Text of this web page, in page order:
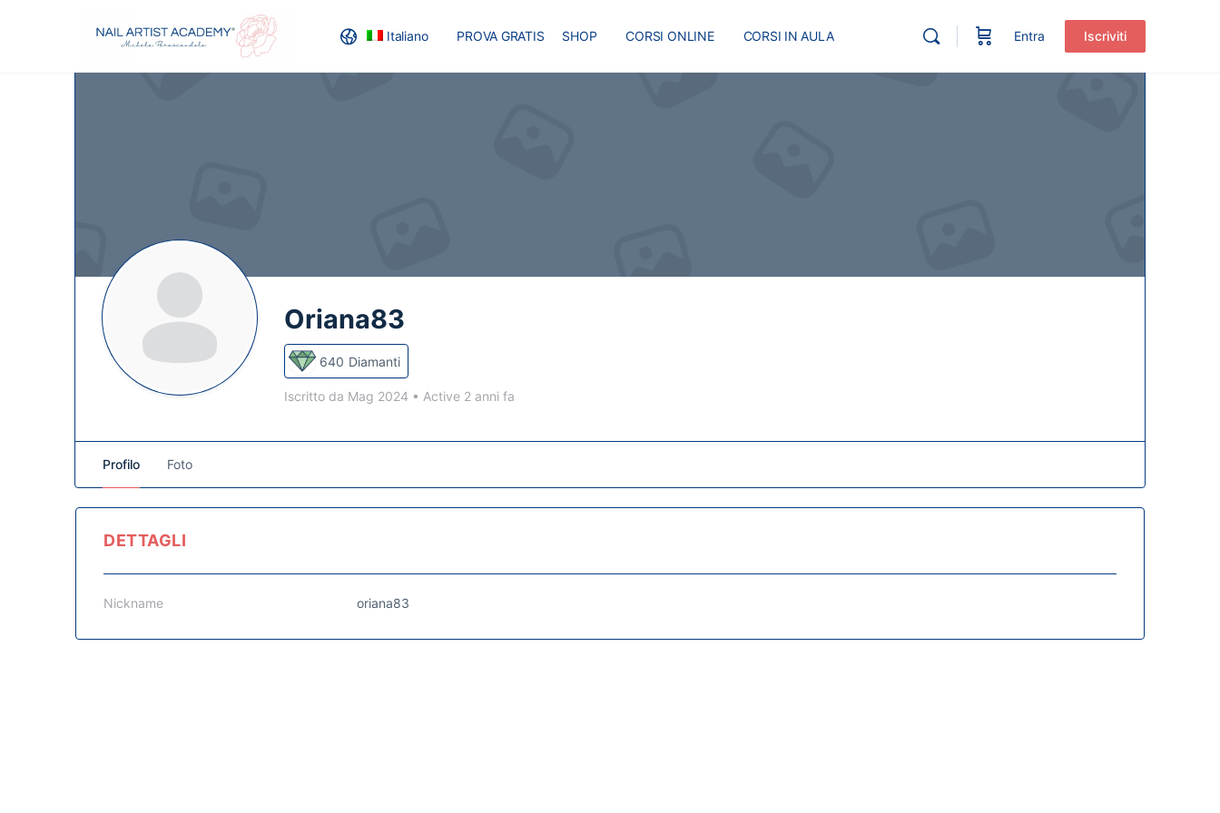
Italiano PROVA GRATIS SHOP CORSI ONLINE CORSI IN AULA Entra Iscriviti
Oriana83
640 Diamanti
Iscritto da Mag 2024 • Active 2 anni fa
Profilo Foto
DETTAGLI
Nickname oriana83